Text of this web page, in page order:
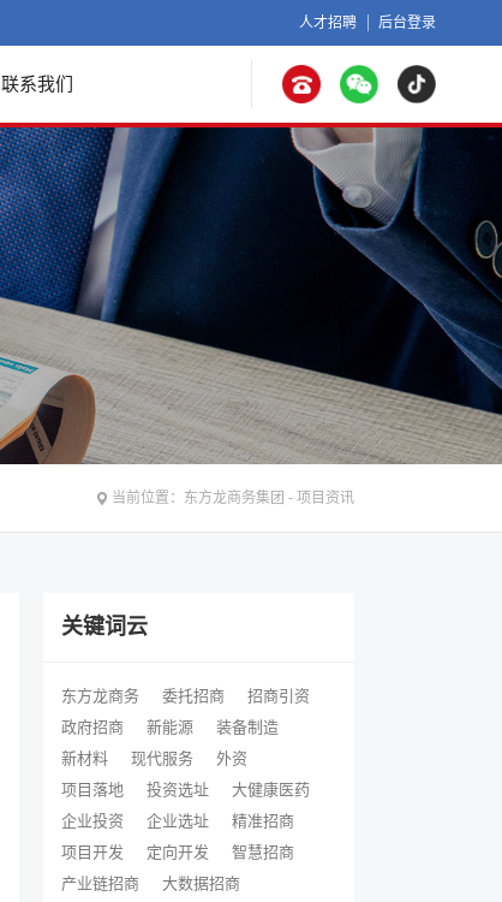
人才招聘 后台登录
联系我们
当前位置： 东方龙商务集团 -项目资讯
关键词云
东方龙商务 委托招商
招商引资
政府招商
新能源
装备制造
新材料
现代服务
外资
项目落地
投资选址
大健康医药
企业投资
企业选址
精准招商
项目开发
定向开发
智慧招商
产业链招商
大数据招商